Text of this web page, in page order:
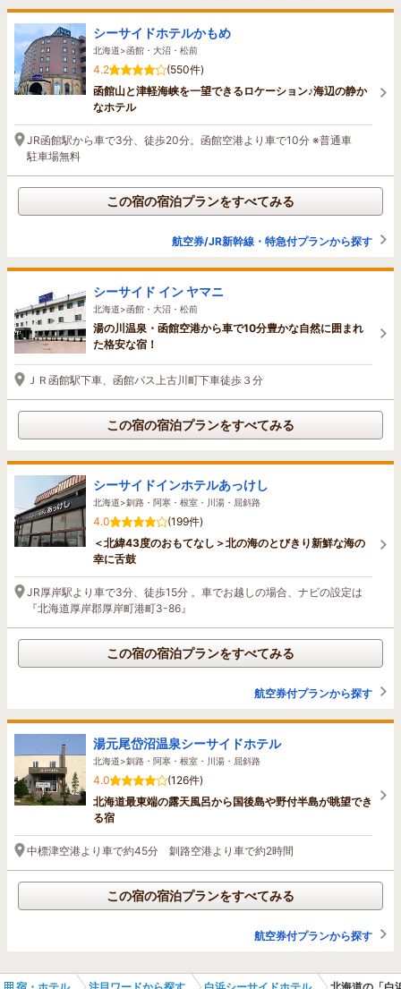
シーサイドホテルかもめ
北海道>函館・大沼・松前
4.2
(550件)
函館山と津軽海峡を一望できるロケーション♪海辺の静か
なホテル
JR函館駅から車で3分、徒歩20分。函館空港より車で10分 ※普通車
駐車場無料
この宿の宿泊プランをすべてみる
航空券/JR新幹線・特急付プランから探す
シーサイド イン ヤマニ
北海道>函館・大沼・松前
湯の川温泉・函館空港から車で10分豊かな自然に囲まれ
た格安な宿！
ＪＲ函館駅下車、函館バス上古川町下車徒歩３分
この宿の宿泊プランをすべてみる
シーサイドインホテルあっけし
北海道>釧路・阿寒・根室・川湯・屈斜路
4.0
(199件)
＜北緯43度のおもてなし＞北の海のとびきり新鮮な海の
幸に舌鼓
JR厚岸駅より車で3分、徒歩15分 。車でお越しの場合、ナビの設定は
『北海道厚岸郡厚岸町港町3-86』
この宿の宿泊プランをすべてみる
航空券付プランから探す
湯元尾岱沼温泉シーサイドホテル
北海道>釧路・阿寒・根室・川湯・屈斜路
4.0
(126件)
北海道最東端の露天風呂から国後島や野付半島が眺望でき
る宿
中標津空港より車で約45分 釧路空港より車で約2時間
この宿の宿泊プランをすべてみる
航空券付プランから探す